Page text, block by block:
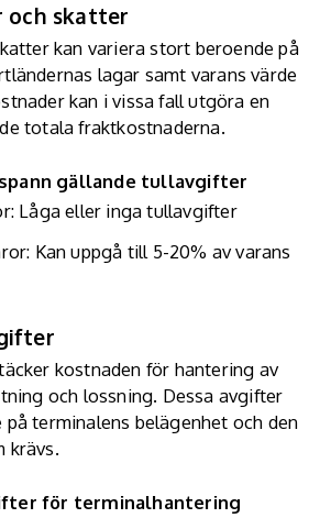
och skatter
kan variera stort beroende på
lagar samt varans värde
kan i vissa fall utgöra en
totala fraktkostnaderna.
gällande tullavgifter
Låga eller inga tullavgifter
Kan uppgå till 5-20% av varans
kostnaden för hantering av
och lossning. Dessa avgifter
terminalens belägenhet och den
krävs.
för terminalhantering